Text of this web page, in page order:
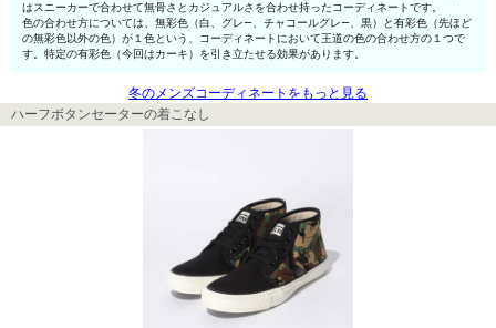
はスニーカーで合わせて無骨さとカジュアルさを合わせ持ったコーディネートです。
色の合わせ方については、無彩色（白、グレ—、チャコールグレ—、黒）と有彩色（先ほど
の無彩色以外の色）が１色という、コーディネートにおいて王道の色の合わせ方の１つで
す。特定の有彩色（今回はカーキ）を引き立たせる効果があります。
冬のメンズコーディネートをもっと見る
ハーフボタンセーターの着こなし